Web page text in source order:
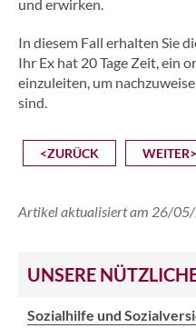
und erwirken.
In diesem Fall erhalten Sie
Ihr Ex hat 20 Tage Zeit, ein
einzuleiten, um
sind.
<ZURÜCK WEITER>
Artikel aktualisiert am 26/
UNSERE
Sozialhilfe und